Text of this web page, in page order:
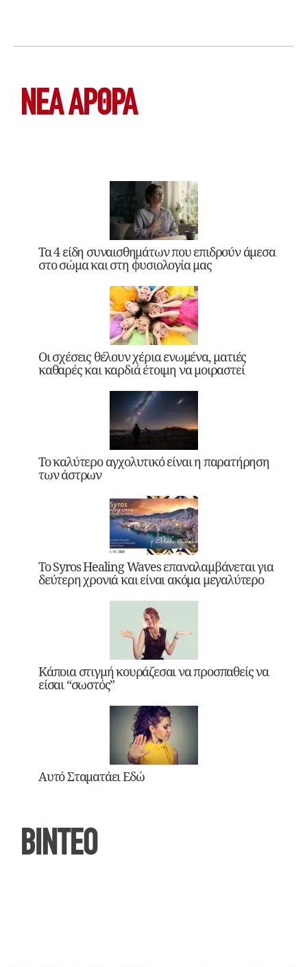
ΝΕΑ ΆΡΘΡΑ
Τα 4 είδη συναισθημάτων που επιδρούν άμεσα
στο σώμα και στη φυσιολογία μας
Οι σχέσεις θέλουν χέρια ενωμένα, ματιές
καθαρές και καρδιά έτοιμη να μοιραστεί
Το καλύτερο αγχολυτικό είναι η παρατήρηση
των άστρων
Το Syros Healing Waves επαναλαμβάνεται για
δεύτερη χρονιά και είναι ακόμα μεγαλύτερο
Κάποια στιγμή κουράζεσαι να προσπαθείς να
είσαι “σωστός”
Αυτό Σταματάει Εδώ
ΒΙΝΤΕΟ